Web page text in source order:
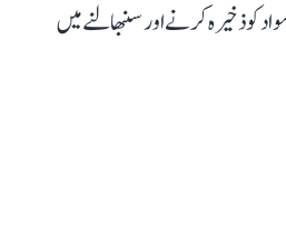
کو ذخیرہ کرنے اور سنبھالنے میں